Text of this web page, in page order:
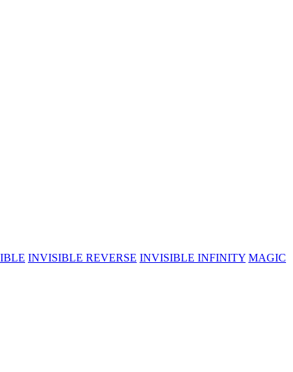
INVISIBLE REVERSE INVISIBLE INFINITY MAGIC